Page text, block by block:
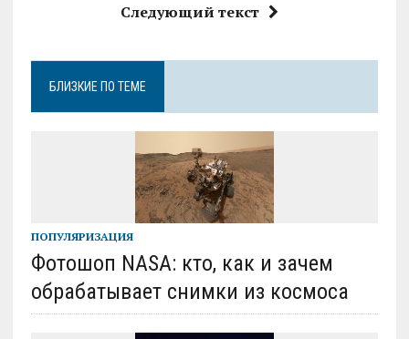
Следующий текст
БЛИЗКИЕ ПО ТЕМЕ
ПОПУЛЯРИЗАЦИЯ
Фотошоп NASA: кто, как и зачем
обрабатывает снимки из космоса